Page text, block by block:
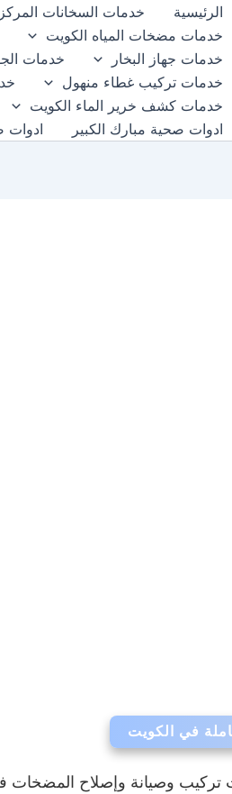
الرئيسية خدمات السخانات
خدمات مضخات المياه الكويت
خدمات جهاز البخار
خدمات
خدمات تركيب غطاء منهول
خدمات كشف خرير الماء الكويت
ادوات صحية مبارك الكبير
ادوات
في الكويت
وصيانة وإصلاح المضخات في